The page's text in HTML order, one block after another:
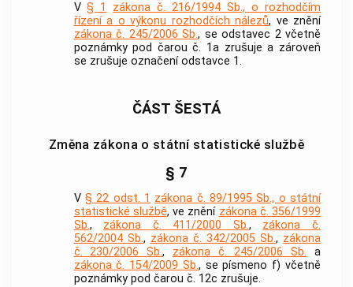
V§ 1
zákona č. 216/1994 Sb., o rozhodčím
řízení a o výkonu rozhodčích nálezů, ve znění
zákona č. 245/2006 Sb., se odstavec 2 včetně
poznámky pod čarou č. 1a zrušuje a zároveň
se zrušuje označení odstavce 1.
ČÁST ŠESTÁ
Změna zákona o státní statistické službě
§ 7
V § 22 odst. 1 zákona č. 89/1995 Sb., o státní
statistické službě, ve znění zákona č. 356/1999
Sb., zákona č. 411/2000 Sb., zákona č.
562/2004 Sb., zákona č. 342/2005 Sb., zákona
č. 230/2006 Sb., zákona č. 245/2006 Sb. a
zákona č. 154/2009 Sb., se písmeno f) včetně
poznámky pod čarou č. 12c zrušuje.